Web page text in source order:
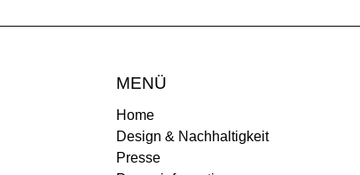
MENÜ
Home
Design & Nachhaltigkeit
Presse